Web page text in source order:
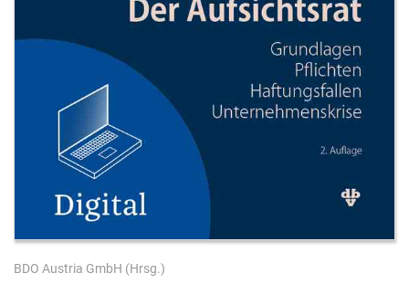
BDO Austria GmbH (Hrsg.)